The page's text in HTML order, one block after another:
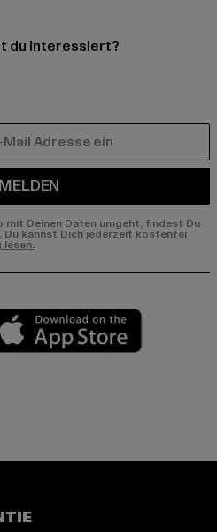
du interessiert?
Deinen Daten umgeht, findest Du
Du kannst Dich jederzeit kostenfei
lesen.
market
page:channel: